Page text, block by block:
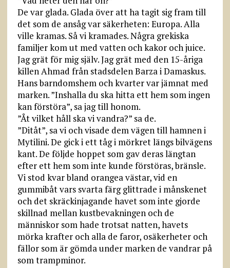
De var glada. Glada över att ha tagit sig fram till
det som de ansåg var säkerheten: Europa. Alla
ville kramas. Så vi kramades. Några grekiska
familjer kom ut med vatten och kakor och juice.
Jag grät för mig själv. Jag grät med den 15-åriga
killen Ahmad från stadsdelen Barza i Damaskus.
Hans barndomshem och kvarter var jämnat med
marken. ”Inshalla du ska hitta ett hem som ingen
kan förstöra”, sa jag till honom.
”Åt vilket håll ska vi vandra?” sa de.
”Ditåt”, sa vi och visade dem vägen till hamnen i
Mytilini. De gick i ett tåg i mörkret längs bilvägens
kant. De följde hoppet som gav deras längtan
efter ett hem som inte kunde förstöras, bränsle.
Vi stod kvar bland orangea västar, vid en
gummibåt vars svarta färg glittrade i månskenet
och det skräckinjagande havet som inte gjorde
skillnad mellan kustbevakningen och de
människor som hade trotsat natten, havets
mörka krafter och alla de faror, osäkerheter och
fällor som är gömda under marken de vandrar på
som trampminor.